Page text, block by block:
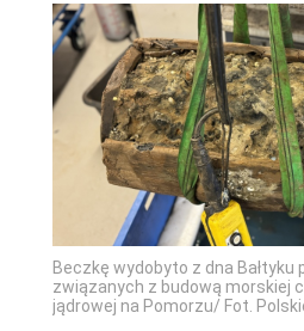
Beczkę wydobyto z dna Bałtyku
związanych z budową morskiej
jądrowej na Pomorzu/ Fot.